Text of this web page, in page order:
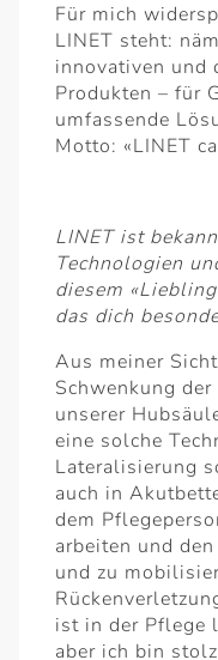
Für mich
LINET steht:
innovativen und
Produkten – für
umfassende
Motto: «LINET
LINET ist
Technologien
diesem
das dich
Aus meiner
Schwenkung
unserer
eine solche
Lateralisierung
auch in
dem
arbeiten und
und zu
ist in der Pflege
aber ich bin